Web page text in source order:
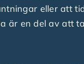
eller att
är en del av att